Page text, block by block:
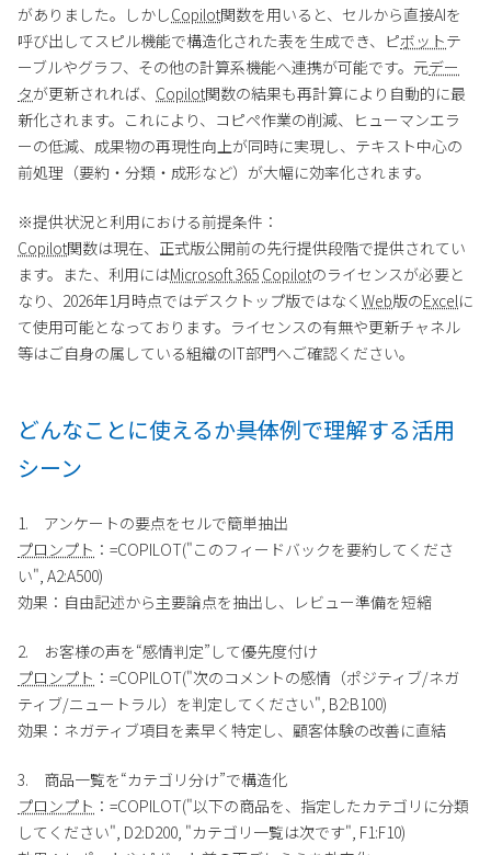
がありました。しかしCopilot関数を用いると、セルから直接AIを
呼び出してスピル機能で構造化された表を生成でき、ピボットテ
ーブルやグラフ、その他の計算系機能へ連携が可能です。元デー
タが更新されれば、 Copilot関数の結果も再計算により自動的に最
新化されます。これにより、コピペ作業の削減、ヒューマンエラ
ーの低減、成果物の再現性向上が同時に実現し、テキスト中心の
前処理（要約・分類・成形など）が大幅に効率化されます。
※提供状況と利用における前提条件：
Copilot関数は現在、正式版公開前の先行提供段階で提供されてい
ます。また、利用にはMicrosoft 365 Copilotのライセンスが必要と
なり、2026年1月時点ではデスクトップ版ではなく Web版のExcelに
て使用可能となっております。ライセンスの有無や更新チャネル
等はご自身の属している組織のIT部門へご確認ください。
どんなことに使えるか――具体例で理解する活用
シーン
1. アンケートの要点をセルで簡単抽出
プロンプト ：=COPILOT("このフィードバックを要約してくださ
い", A2:A500)
効果：自由記述から主要論点を抽出し、レビュー準備を短縮
2. お客様の声を“感情判定”して優先度付け
プロンプト ：=COPILOT("次のコメントの感情（ポジティブ/ネガ
ティブ/ニュートラル）を判定してください", B2:B100)
効果：ネガティブ項目を素早く特定し、顧客体験の改善に直結
3. 商品一覧を“カテゴリ分け”で構造化
プロンプト ：=COPILOT("以下の商品を、指定したカテゴリに分類
してください", D2:D200, "カテゴリ一覧は次です", F1:F10)